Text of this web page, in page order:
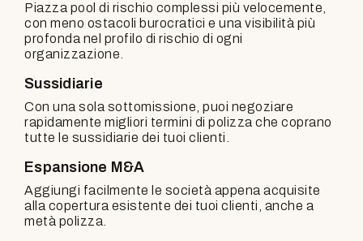
Piazza pool di rischio complessi più velocemente,
con meno ostacoli burocratici e una visibilità più
profonda nel profilo di rischio di ogni
organizzazione.
Sussidiarie
Con una sola sottomissione, puoi negoziare
rapidamente migliori termini di polizza che coprano
tutte le sussidiarie dei tuoi clienti.
Espansione M&A
Aggiungi facilmente le società appena acquisite
alla copertura esistente dei tuoi clienti, anche a
metà polizza.